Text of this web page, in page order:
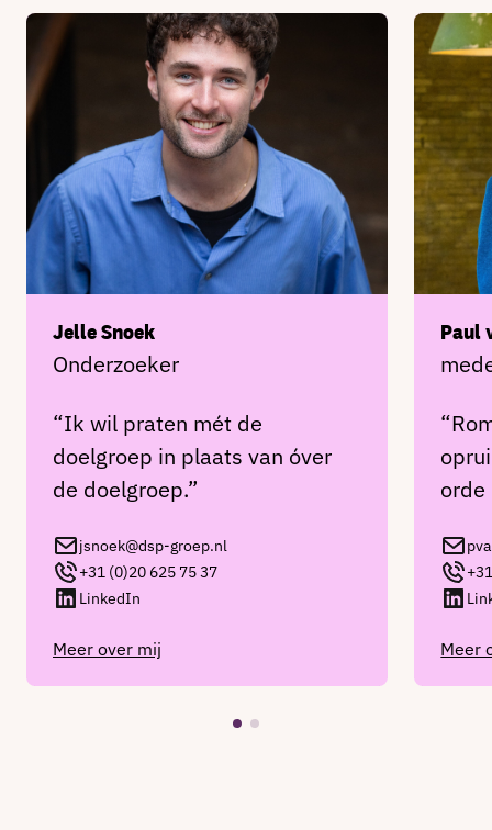
Jelle Snoek
Onderzoeker
“Ik wil praten mét de
doelgroep in plaats van óver
de doelgroep.”
jsnoek@dsp-groep.nl
+31 (0)20 625 75 37
LinkedIn
Meer over mij
Paul
orde
Meer